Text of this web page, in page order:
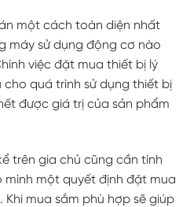
một cách toàn diện nhất
máy sử dụng động cơ nào
việc đặt mua thiết bị lý
quá trình sử dụng thiết bị
được giá trị của sản phẩm
trên gia chủ cũng cần tính
một quyết định đặt mua
mua sắm phù hợp sẽ giúp